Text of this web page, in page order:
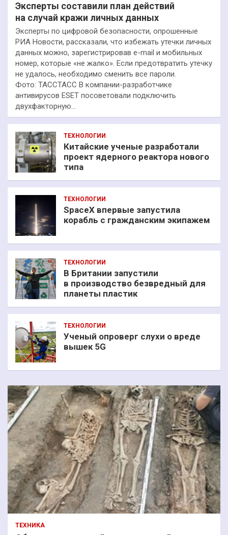
Эксперты составили план действий
на случай кражи личных данных
Эксперты по цифровой безопасности, опрошенные
РИА Новости, рассказали, что избежать утечки личных
данных можно, зарегистрировав e-mail и мобильных
номер, которые «не жалко». Если предотвратить утечку
не удалось, необходимо сменить все пароли.
Фото: ТАССТАСС В компании-разработчике
антивирусов ESET посоветовали подключить
двухфакторную…
ТЕХНОЛОГИИ
Китайские ученые разработали
проект ядерного реактора нового
типа
ТЕХНОЛОГИИ
SpaceX впервые запустила
корабль с гражданским экипажем
ТЕХНОЛОГИИ
В Британии запустили
в производство безвредный для
планеты пластик
ТЕХНОЛОГИИ
Ученый опроверг слухи о вреде
вышек 5G
ТЕХНИКА